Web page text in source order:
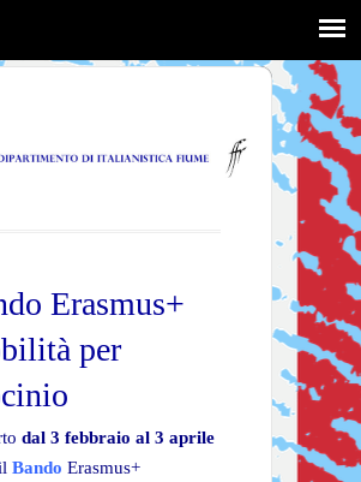
Erasmus+
per
dal 3 febbraio al 3 aprile
Bando Erasmus+